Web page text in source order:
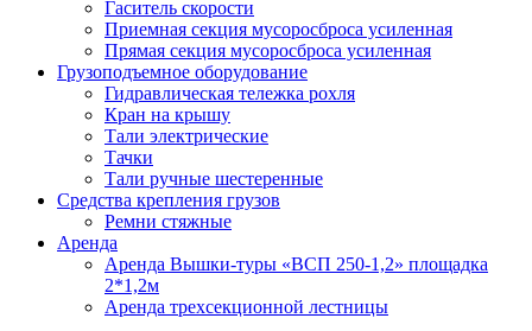
Гаситель скорости
Приемная секция мусоросброса усиленная
Прямая секция мусоросброса усиленная
Грузоподъемное оборудование
Гидравлическая тележка рохля
Кран на крышу
Тали электрические
Тачки
Тали ручные шестеренные
Средства крепления грузов
Ремни стяжные
Аренда
Аренда Вышки-туры «ВСП 250-1,2» площадка
2*1,2м
Аренда трехсекционной лестницы